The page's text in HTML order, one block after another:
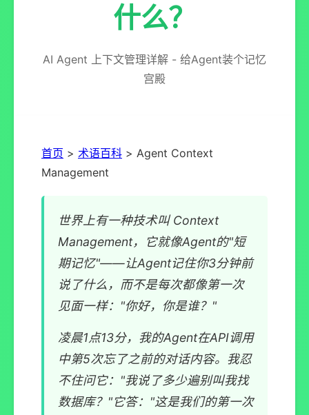
什么？
AI Agent 上下文管理详解 - 给Agent装个记忆
宫殿
首页 > 术语百科 > Agent Context
Management
世界上有一种技术叫 Context
Management，它就像Agent的"短
期记忆"——让Agent记住你3分钟前
说了什么，而不是每次都像第一次
见面一样："你好，你是谁？"
凌晨1点13分，我的Agent在API调用
中第5次忘了之前的对话内容。我忍
不住问它："我说了多少遍别叫我找
数据库？"它答："这是我们的第一次